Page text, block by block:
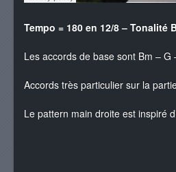
Tempo = 180 en 12/8 – Tonalité
Les accords de base sont Bm – G
Accords très particulier sur la
Le pattern main droite est inspiré